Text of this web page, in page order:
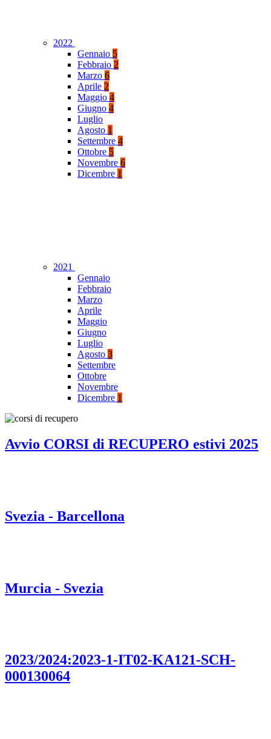
2022
Gennaio 5
Febbraio 2
Marzo 6
Aprile 2
Maggio 4
Giugno 4
Luglio
Agosto 1
Settembre 4
Ottobre 5
Novembre 6
Dicembre 1
2021
Gennaio
Febbraio
Marzo
Aprile
Maggio
Giugno
Luglio
Agosto 3
Settembre
Ottobre
Novembre
Dicembre 1
Avvio CORSI di RECUPERO estivi 2025
Svezia - Barcellona
Murcia - Svezia
2023/2024:2023-1-IT02-KA121-SCH-
000130064